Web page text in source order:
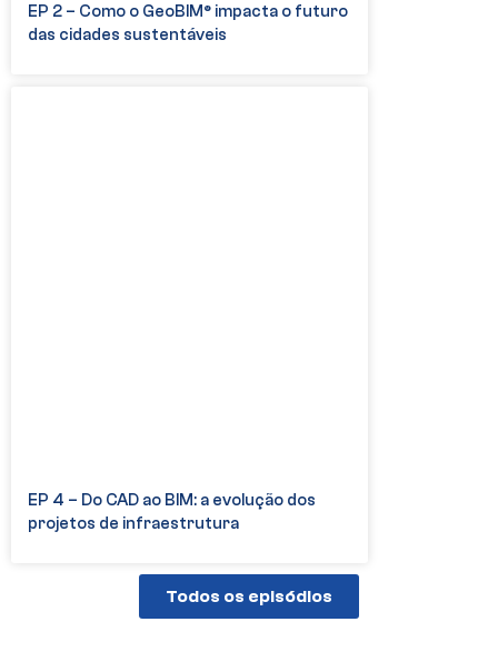
EP 2 – Como o GeoBIM® impacta o futuro
das cidades sustentáveis
EP 4 – Do CAD ao BIM: a evolução dos
projetos de infraestrutura
Todos os episódios